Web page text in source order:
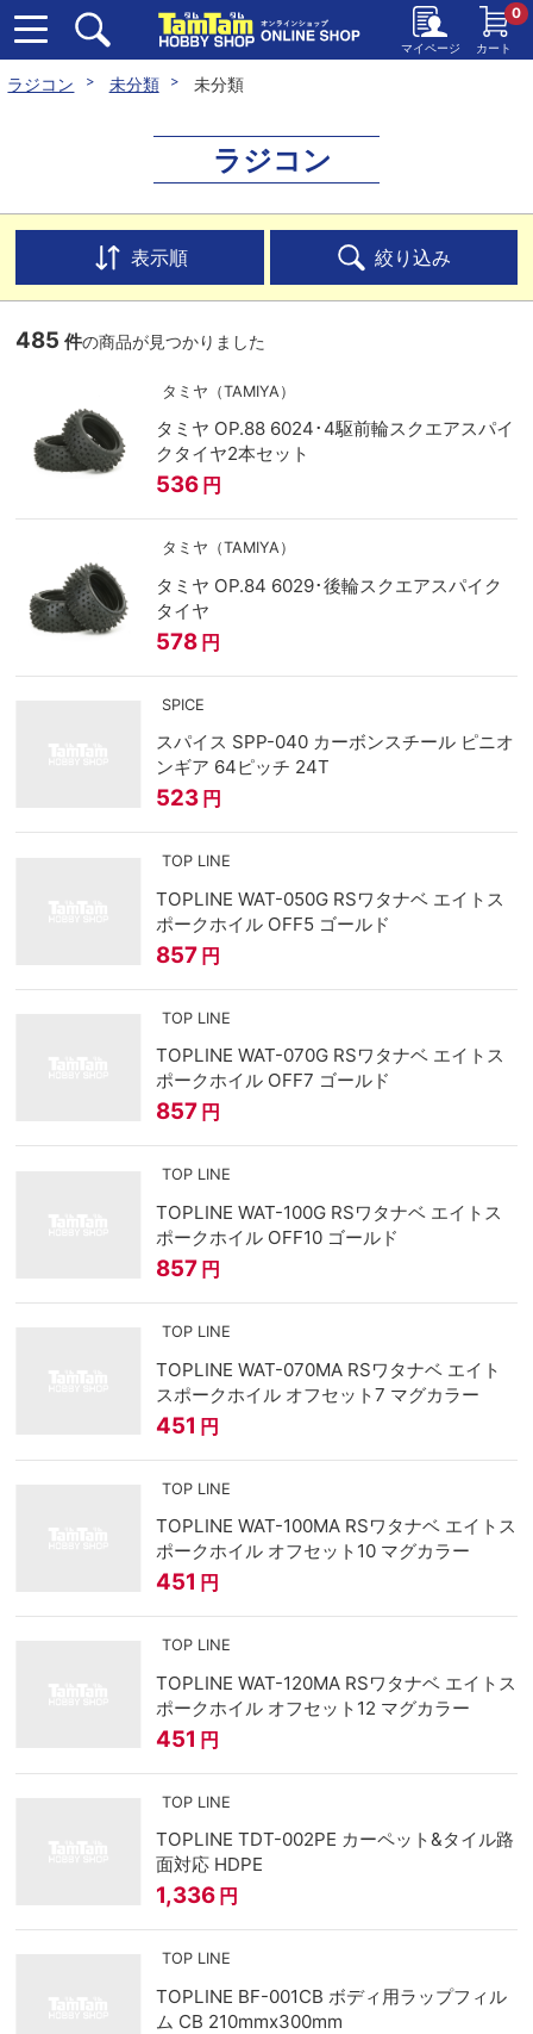
マイページ カート
0
ラジコン 未分類 未分類
ラジコン
表示順 絞り込み
485 件の商品が見つかりました
タミヤ（TAMIYA）
タミヤ OP.88 6024･4駆前輪スクエアスパイ
クタイヤ2本セット
536 円
タミヤ（TAMIYA）
タミヤ OP.84 6029･後輪スクエアスパイク
タイヤ
578 円
SPICE
スパイス SPP-040 カーボンスチール ピニオ
ンギア 64ピッチ 24T
523 円
TOP LINE
TOPLINE WAT-050G RSワタナベ エイトス
ポークホイル OFF5 ゴールド
857 円
TOP LINE
TOPLINE WAT-070G RSワタナベ エイトス
ポークホイル OFF7 ゴールド
857 円
TOP LINE
TOPLINE WAT-100G RSワタナベ エイトス
ポークホイル OFF10 ゴールド
857 円
TOP LINE
TOPLINE WAT-070MA RSワタナベ エイト
スポークホイル オフセット7 マグカラー
451 円
TOP LINE
TOPLINE WAT-100MA RSワタナベ エイトス
ポークホイル オフセット10 マグカラー
451 円
TOP LINE
TOPLINE WAT-120MA RSワタナベ エイトス
ポークホイル オフセット12 マグカラー
451 円
TOP LINE
TOPLINE TDT-002PE カーペット&タイル路
面対応 HDPE
1,336 円
TOP LINE
TOPLINE BF-001CB ボディ用ラップフィル
ム CB 210mmx300mm